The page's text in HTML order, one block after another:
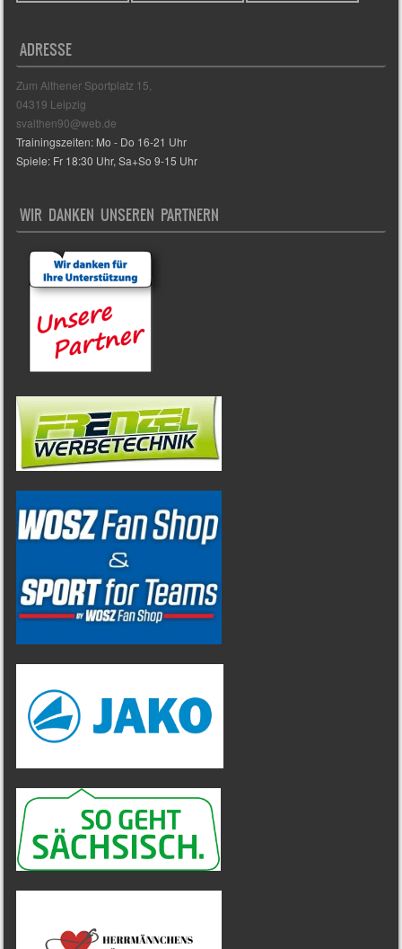
ADRESSE
Zum Althener Sportplatz 15,
04319 Leipzig
svalthen90@web.de
Trainingszeiten: Mo - Do 16-21 Uhr
Spiele: Fr 18:30 Uhr, Sa+So 9-15 Uhr
WIR DANKEN UNSEREN PARTNERN